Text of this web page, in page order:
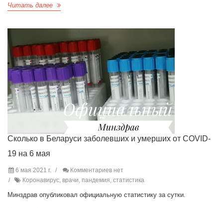
Читать далее
Сколько в Беларуси заболевших и умерших от COVID-
19 на 6 мая
6 мая 2021 г.
Комментариев нет
Коронавирус, врачи, пандемия, статистика
Минздрав опубликовал официальную статистику за сутки.